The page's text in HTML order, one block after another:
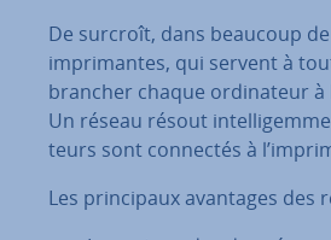
De surcroît, dans beaucoup
im­pri­mantes, qui servent à
brancher chaque or­di­na­teur à
Un réseau résout
teurs sont connectés à
Les prin­ci­paux avantages des